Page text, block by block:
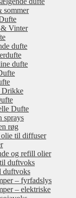
sommer
Vinter
dufte
dufte
Dufte
sprays
røg
til diffuser
og refill olier
duftvoks
duftvoks
– fyrfadslys
– elektriske